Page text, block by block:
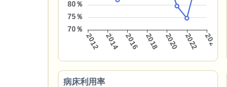
病床利用率